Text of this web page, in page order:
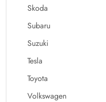
Skoda
Subaru
Suzuki
Tesla
Toyota
Volkswagen